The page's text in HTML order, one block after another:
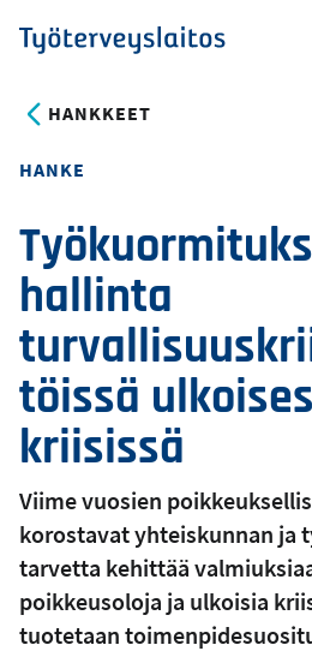
Hyppää
pääsisältöön
Työterveyslaitos
HANKKEET
HANKE
hallinta
töissä
kriisissä
Viime vuosien
korostavat yhteiskunnan ja
tarvetta kehittää
poikkeusoloja ja ulkoisia
tuotetaan